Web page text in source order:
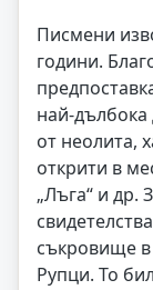
Писмени
години.
най-дълбока
от неолита,
открити в
„Лъга“ и др.
съкровище в
Рупци. То